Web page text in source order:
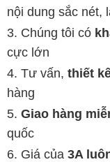
nội dung sắc nét,
Chúng tôi có
cực lớn
Tư vấn, thiết
hàng
Giao hàng
quốc
Giá của 3A